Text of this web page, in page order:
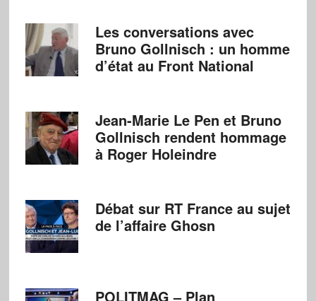
Les conversations avec
Bruno Gollnisch : un homme
d’état au Front National
Jean-Marie Le Pen et Bruno
Gollnisch rendent hommage
à Roger Holeindre
Débat sur RT France au sujet
de l’affaire Ghosn
POLITMAG – Plan